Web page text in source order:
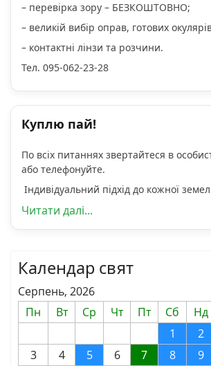
– перевірка зору – БЕЗКОШТОВНО;
– великій вибір оправ, готових
– контактні лінзи та розчини.
Тел. 095-062-23-28
Куплю пай!
По всіх питаннях звертайтеся в
або телефонуйте.
Індивідуальний підхід до кожної
Читати далі...
Календар свят
Серпень, 2026
Пн
Вт Ср Чт Пт Сб
Нд
1
2
3
4 5 6 7 8
9